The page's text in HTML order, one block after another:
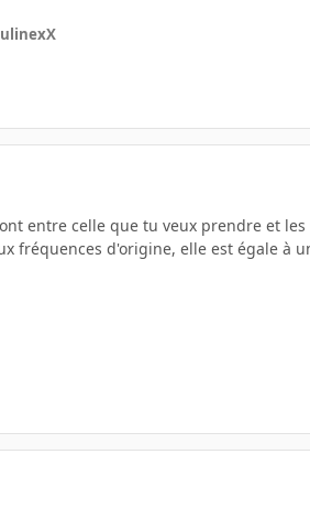
entre celle que tu veux prendre et
fréquences d'origine, elle est égale à